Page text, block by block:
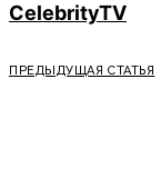
CelebrityTV
ПРЕДЫДУЩАЯ СТАТЬЯ